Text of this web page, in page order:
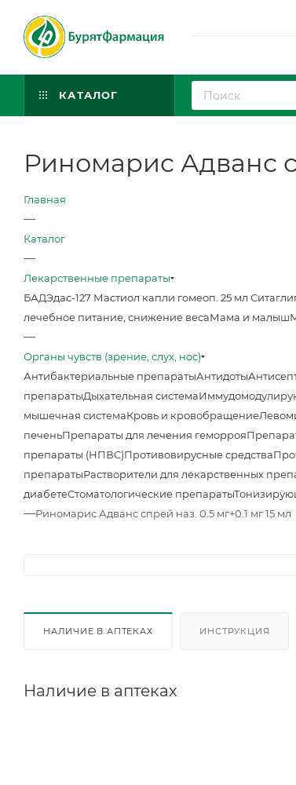
КАТАЛОГ
Риномарис Адванс
Главная
—
Каталог
—
Лекарственные препараты
БАДЭдас-127 Мастиол капли гомеоп. 25 мл
лечебное питание, снижение весаМама и малыш
—
Органы чувств (зрение, слух, нос)
Антибактериальные препаратыАнтидоты
препаратыДыхательная система
мышечная системаКровь и кровобращение
печеньПрепараты для лечения геморроя
препараты (НПВС)Противовирусные средства
препаратыРастворители для лекарственных
диабетеСтоматологические препараты
—Риномарис Адванс спрей наз. 0.5 мг+0.1 мг 15 мл
НАЛИЧИЕ В АПТЕКАХ ИНСТРУКЦИЯ
Наличие в аптеках